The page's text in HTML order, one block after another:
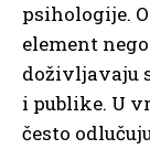
psihologije.
element
doživljavaju
i publike. U
često